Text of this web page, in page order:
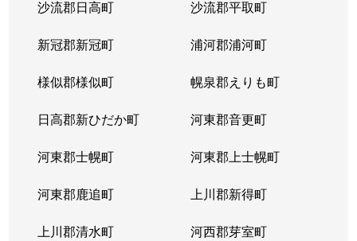
沙流郡日高町 沙流郡平取町
新冠郡新冠町 浦河郡浦河町
様似郡様似町 幌泉郡えりも町
日高郡新ひだか町 河東郡音更町
河東郡士幌町 河東郡上士幌町
河東郡鹿追町 上川郡新得町
上川郡清水町 河西郡芽室町